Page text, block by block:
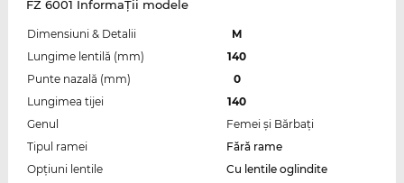
FZ 6001 InformaŢii modele
Dimensiuni & Detalii
M
Lungime lentilă (mm)
140
Punte nazală (mm)
0
Lungimea tijei
140
Genul
Femei şi Bărbaţi
Tipul ramei
Fără rame
Opțiuni lentile
Cu lentile oglindite